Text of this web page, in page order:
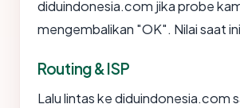
diduindonesia.com jika probe
mengembalikan "OK". Nilai saat
Routing & ISP
Lalu lintas ke diduindonesia.com